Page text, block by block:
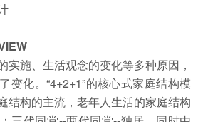
实施、生活观念的变化等多种原因，
变化。“4+2+1”的核心式家庭结构模
结构的主流，老年人生活的家庭结构